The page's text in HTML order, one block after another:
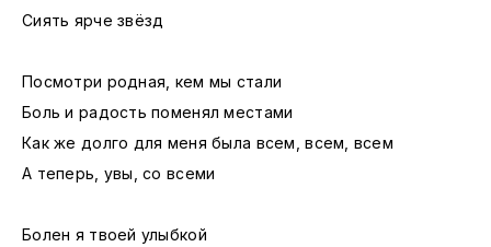
Сиять ярче звёзд
Посмотри родная, кем мы стали
Боль и радость поменял местами
Как же долго для меня была всем, всем, всем
А теперь, увы, со всеми
Болен я твоей улыбкой